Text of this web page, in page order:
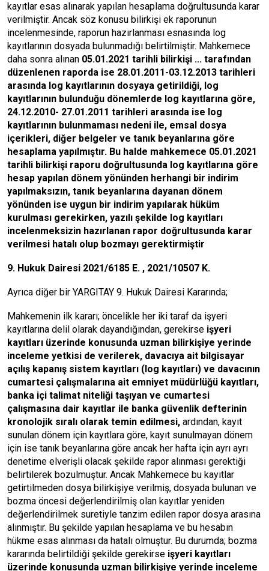
kayıtlar esas alınarak yapılan hesaplama doğrultusunda karar
verilmiştir. Ancak söz konusu bilirkişi ek raporunun
incelenmesinde, raporun hazırlanması esnasında log
kayıtlarının dosyada bulunmadığı belirtilmiştir. Mahkemece
daha sonra alınan 05.01.2021 tarihli bilirkişi ... tarafından
düzenlenen raporda ise 28.01.2011-03.12.2013 tarihleri
arasında log kayıtlarının dosyaya getirildiği, log
kayıtlarının bulunduğu dönemlerde log kayıtlarına göre,
24.12.2010- 27.01.2011 tarihleri arasında ise log
kayıtlarının bulunmaması nedeni ile, emsal dosya
içerikleri, diğer belgeler ve tanık beyanlarına göre
hesaplama yapılmıştır. Bu halde mahkemece 05.01.2021
tarihli bilirkişi raporu doğrultusunda log kayıtlarına göre
hesap yapılan dönem yönünden herhangi bir indirim
yapılmaksızın, tanık beyanlarına dayanan dönem
yönünden ise uygun bir indirim yapılarak hüküm
kurulması gerekirken, yazılı şekilde log kayıtları
incelenmeksizin hazırlanan rapor doğrultusunda karar
verilmesi hatalı olup bozmayı gerektirmiştir
9. Hukuk Dairesi 2021/6185 E. , 2021/10507 K.
Ayrıca diğer bir YARGITAY 9. Hukuk Dairesi Kararında;
Mahkemenin ilk kararı; öncelikle her iki taraf da işyeri
kayıtlarına delil olarak dayandığından, gerekirse işyeri
kayıtları üzerinde konusunda uzman bilirkişiye yerinde
inceleme yetkisi de verilerek, davacıya ait bilgisayar
açılış kapanış sistem kayıtları (log kayıtları) ve davacının
cumartesi çalışmalarına ait emniyet müdürlüğü kayıtları,
banka içi talimat niteliği taşıyan ve cumartesi
çalışmasına dair kayıtlar ile banka güvenlik defterinin
kronolojik sıralı olarak temin edilmesi, ardından, kayıt
sunulan dönem için kayıtlara göre, kayıt sunulmayan dönem
için ise tanık beyanlarına göre ancak her hafta için ayrı ayrı
denetime elverişli olacak şekilde rapor alınması gerektiği
belirtilerek bozulmuştur. Ancak Mahkemece bu kayıtlar
getirtilmeden dosya bilirkişiye verilmiş, dosyada bulunan ve
bozma öncesi değerlendirilmiş olan kayıtlar yeniden
değerlendirilmek suretiyle tanzim edilen rapor dosya arasına
alınmıştır. Bu şekilde yapılan hesaplama ve bu hesabın
hükme esas alınması da hatalı olmuştur. Bu durumda; bozma
kararında belirtildiği şekilde gerekirse işyeri kayıtları
üzerinde konusunda uzman bilirkişiye yerinde inceleme